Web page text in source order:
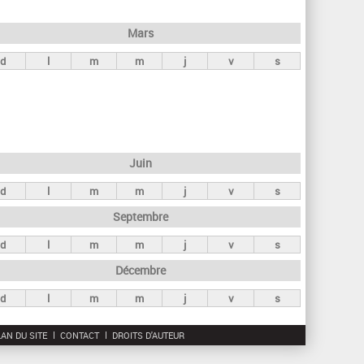
r
c
Mars
d l m m j v s
Juin
d l m m j v s
Septembre
d l m m j v s
Décembre
d l m m j v s
DU SITE CONTACT DROITS D'AUTEUR